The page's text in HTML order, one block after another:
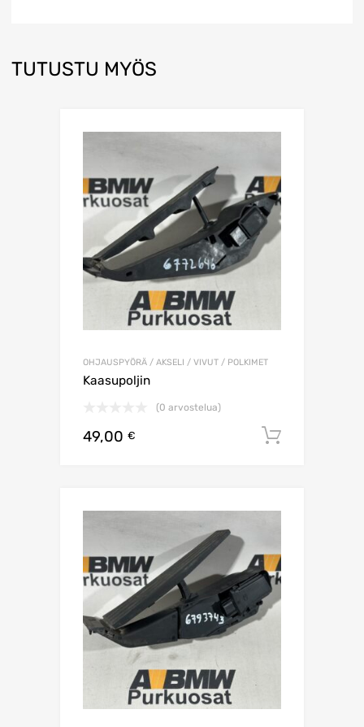
TUTUSTU MYÖS
OHJAUSPYÖRÄ / AKSELI / VIVUT / POLKIMET
Kaasupoljin
(0 arvostelua)
49,00 €